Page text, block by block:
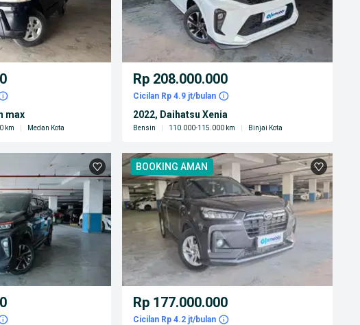
max
km Medan Kota
Rp 208.000.000
Cicilan Rp 4.9 jt/bulan
2022, Daihatsu Xenia
Bensin 110.000-115.000 km Binjai Kota
BOOKING AMAN
Rp 177.000.000
Cicilan Rp 4.2 jt/bulan